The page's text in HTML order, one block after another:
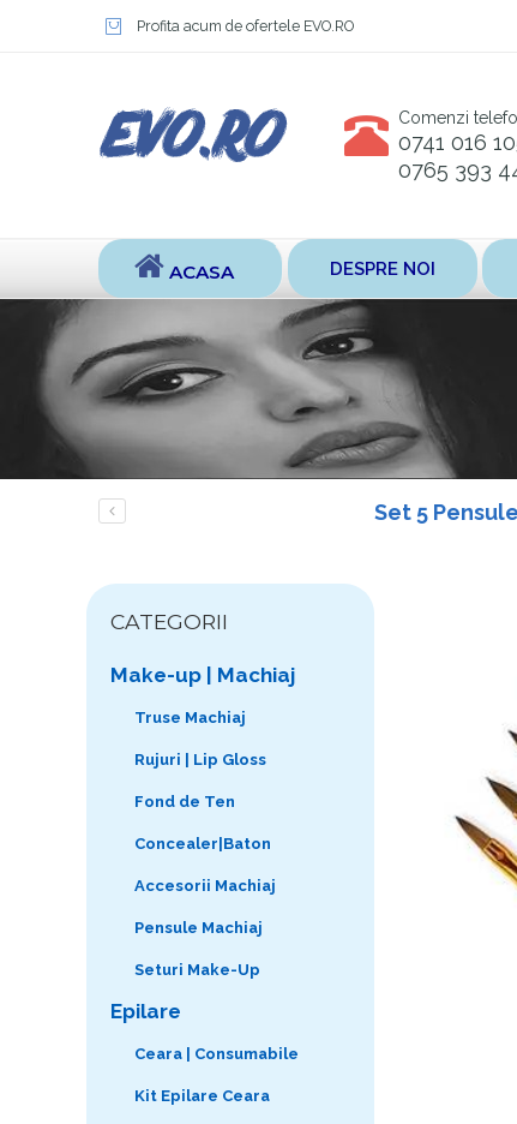
Profita acum de ofertele EVO.RO
Comenzi
0741 016
0765 393
ACASA DESPRE NOI
Set 5
CATEGORII
Make-up | Machiaj
Truse Machiaj
Rujuri | Lip Gloss
Fond de Ten
Concealer|Baton
Accesorii Machiaj
Pensule Machiaj
Seturi Make-Up
Epilare
Ceara | Consumabile
Kit Epilare Ceara